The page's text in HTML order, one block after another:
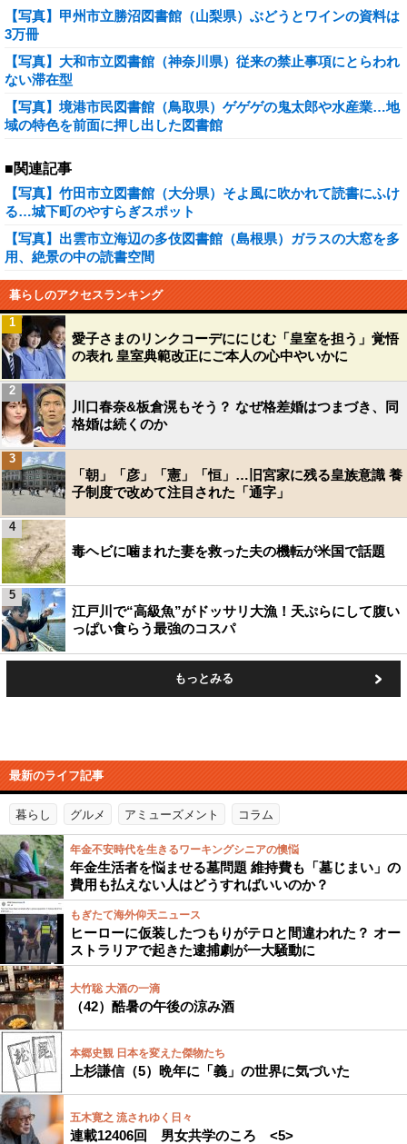
【写真】甲州市立勝沼図書館（山梨県）ぶどうとワインの資料は
3万冊
【写真】大和市立図書館（神奈川県）従来の禁止事項にとらわれ
ない滞在型
【写真】境港市民図書館（鳥取県）ゲゲゲの鬼太郎や水産業…地
域の特色を前面に押し出した図書館
■関連記事
【写真】竹田市立図書館（大分県）そよ風に吹かれて読書にふけ
る…城下町のやすらぎスポット
【写真】出雲市立海辺の多伎図書館（島根県）ガラスの大窓を多
用、絶景の中の読書空間
暮らしのアクセスランキング
愛子さまのリンクコーデににじむ「皇室を担う」覚悟
の表れ 皇室典範改正にご本人の心中やいかに
1
川口春奈&板倉滉もそう？ なぜ格差婚はつまづき、同
格婚は続くのか
2
「朝」「彦」「憲」「恒」…旧宮家に残る皇族意識 養
子制度で改めて注目された「通字」
3
毒ヘビに噛まれた妻を救った夫の機転が米国で話題
4
江戸川で“高級魚”がドッサリ大漁！天ぷらにして腹い
っぱい食らう最強のコスパ
5
もっとみる
最新のライフ記事
暮らし グルメ アミューズメント コラム
年金不安時代を生きるワーキングシニアの懊悩
年金生活者を悩ませる墓問題 維持費も「墓じまい」の
費用も払えない人はどうすればいいのか？
もぎたて海外仰天ニュース
ヒーローに仮装したつもりがテロと間違われた？ オー
ストラリアで起きた逮捕劇が一大騒動に
大竹聡 大酒の一滴
（42）酷暑の午後の涼み酒
本郷史観 日本を変えた傑物たち
上杉謙信（5）晩年に「義」の世界に気づいた
五木寛之 流されゆく日々
連載12406回 男女共学のころ <5>